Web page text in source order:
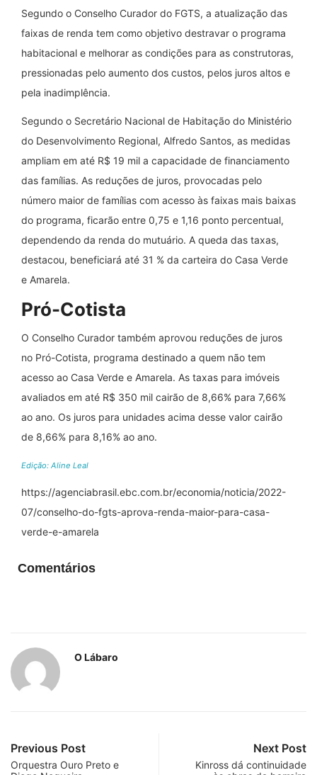
Segundo o Conselho Curador do FGTS, a atualização das
faixas de renda tem como objetivo destravar o programa
habitacional e melhorar as condições para as construtoras,
pressionadas pelo aumento dos custos, pelos juros altos e
pela inadimplência.
Segundo o Secretário Nacional de Habitação do Ministério
do Desenvolvimento Regional, Alfredo Santos, as medidas
ampliam em até R$ 19 mil a capacidade de financiamento
das famílias. As reduções de juros, provocadas pelo
número maior de famílias com acesso às faixas mais baixas
do programa, ficarão entre 0,75 e 1,16 ponto percentual,
dependendo da renda do mutuário. A queda das taxas,
destacou, beneficiará até 31 % da carteira do Casa Verde
e Amarela.
Pró-Cotista
O Conselho Curador também aprovou reduções de juros
no Pró-Cotista, programa destinado a quem não tem
acesso ao Casa Verde e Amarela. As taxas para imóveis
avaliados em até R$ 350 mil cairão de 8,66% para 7,66%
ao ano. Os juros para unidades acima desse valor cairão
de 8,66% para 8,16% ao ano.
Edição: Aline Leal
https://agenciabrasil.ebc.com.br/economia/noticia/2022-
07/conselho-do-fgts-aprova-renda-maior-para-casa-
verde-e-amarela
Comentários
O Lábaro
Previous Post
Orquestra Ouro Preto e
Next Post
Kinross dá continuidade